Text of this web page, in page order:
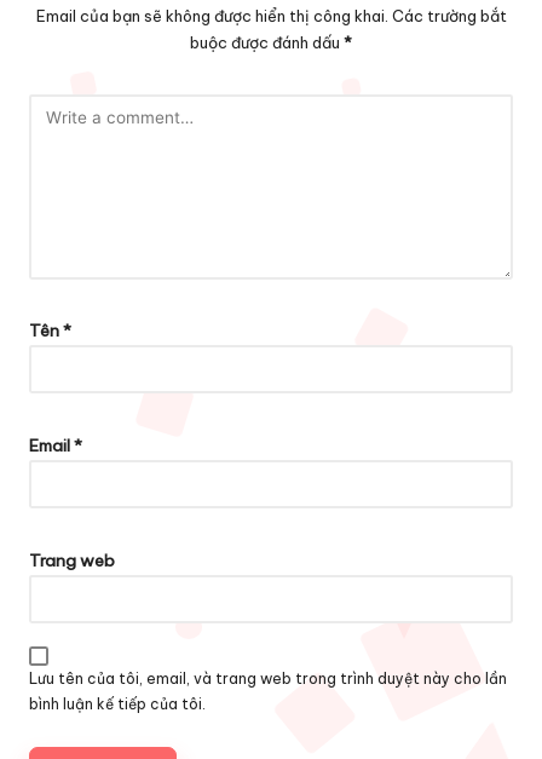
Email của bạn sẽ không được hiển thị công khai. Các trường bắt
buộc được đánh dấu *
Tên*
Email*
Trang web
Lưu tên của tôi, email, và trang web trong trình duyệt này cho lần
bình luận kế tiếp của tôi.